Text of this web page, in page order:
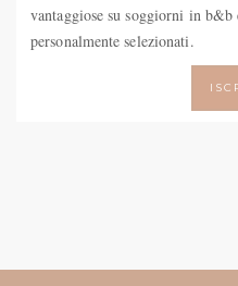
vantaggiose su soggiorni in
personalmente selezionati.